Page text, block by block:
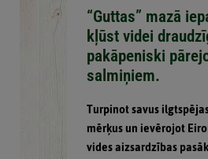
“Guttas” mazā
kļūst videi
pakāpeniski
salmiņiem.
Turpinot savus
mērķus un ievērojot
vides aizsardzības